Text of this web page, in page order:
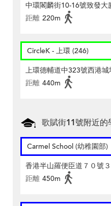
中環閣麟街10-16號致發大
距離 220m
CircleK - 上環 (246)
上環德輔道中323號西港
距離 440m
歌賦街11號附近的
Carmel School (幼稚園部)
香港半山羅便臣道７０號
距離 450m